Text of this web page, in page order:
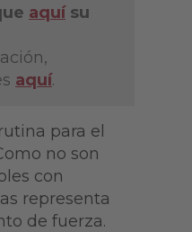
aquísu
aquí.
para el
no son
con
representa
de fuerza.